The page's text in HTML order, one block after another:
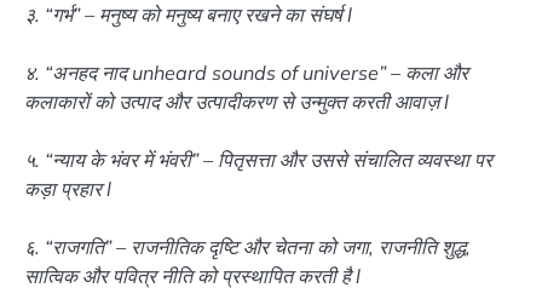
३. “गर्भ” – मनुष्य को मनुष्य बनाए रखने का संघर्ष l
४. “अनहद नाद unheard sounds of universe” – कला और
कलाकारों को उत्पाद और उत्पादीकरण से उन्मुक्त करती आवाज़ l
५. “न्याय के भंवर में भंवरी” – पितृसत्ता और उससे संचालित व्यवस्था पर
कड़ा प्रहार l
६. “राजगति” – राजनीतिक दृष्टि और चेतना को जगा, राजनीति शुद्ध,
सात्विक और पवित्र नीति को प्रस्थापित करती है l